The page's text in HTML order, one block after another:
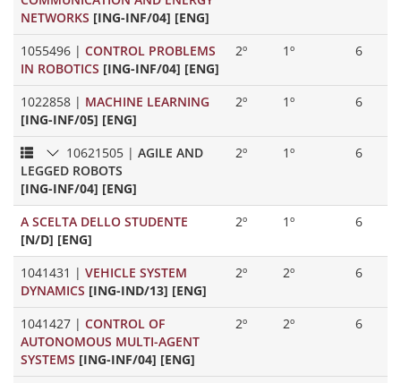
NETWORKS [ING-INF/04] [ENG]
1055496 | CONTROL PROBLEMS
IN ROBOTICS [ING-INF/04] [ENG]
2º 1º 6
1022858 | MACHINE LEARNING
[ING-INF/05] [ENG]
2º 1º 6
10621505 | AGILE AND
LEGGED ROBOTS
[ING-INF/04] [ENG]
2º 1º 6
A SCELTA DELLO STUDENTE
[N/D] [ENG]
2º 1º 6
1041431 | VEHICLE SYSTEM
DYNAMICS [ING-IND/13] [ENG]
2º 2º 6
1041427 | CONTROL OF
AUTONOMOUS MULTI-AGENT
SYSTEMS [ING-INF/04] [ENG]
2º 2º 6